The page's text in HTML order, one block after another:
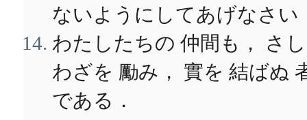
ないようにしてあげなさい
わたしたちの 仲間も， さ
わざを 勵み， 實を 結ばぬ
である．